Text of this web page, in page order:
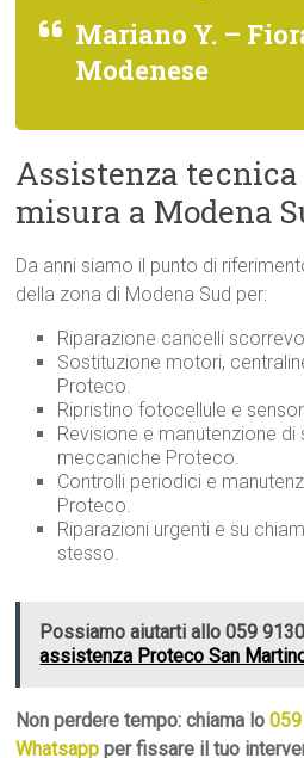
Mariano Y. –
Modenese
Assistenza tecnica
misura a Modena
Da anni siamo il punto di
della zona di Modena Sud per:
Riparazione cancelli
Sostituzione motori,
Proteco.
Ripristino fotocellule e
Revisione e manutenzione
meccaniche Proteco.
Controlli periodici e
Proteco.
Riparazioni urgenti e su
stesso.
Possiamo aiutarti allo 059
assistenza Proteco San
Non perdere tempo: chiama lo
Whatsapp per fissare il tuo